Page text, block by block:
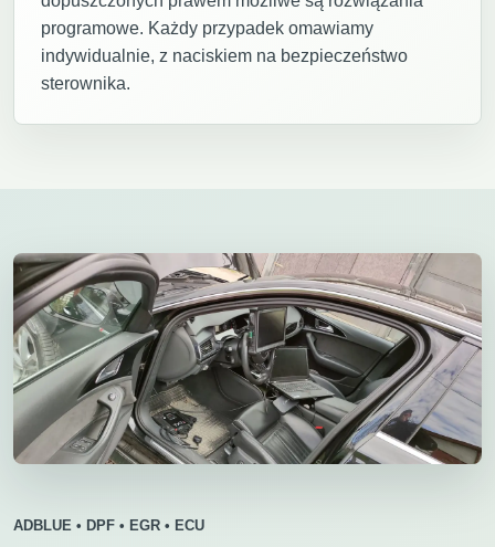
programowe. Każdy przypadek omawiamy
indywidualnie, z naciskiem na bezpieczeństwo
sterownika.
ADBLUE • DPF • EGR • ECU